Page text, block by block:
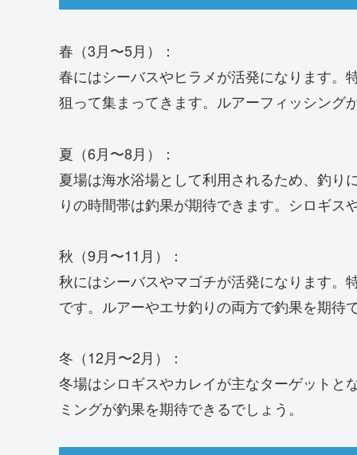
春（3月〜5月）：
春にはシーバスやヒラメが活発になります。
狙って集まってきます。ルアーフィッシング
夏（6月〜8月）：
夏場は海水浴場として利用されるため、釣り
りの時間帯は釣果が期待できます。シロギ
秋（9月〜11月）：
秋にはシーバスやマゴチが活発になります。
です。ルアーやエサ釣りの両方で釣果を期待
冬（12月〜2月）：
冬場はシロギスやカレイが主なターゲットと
ミングが釣果を期待できるでしょう。